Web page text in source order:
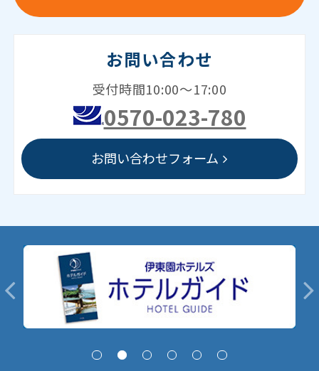
お問い合わせ
受付時間10:00～17:00
0570-023-780
お問い合わせフォーム